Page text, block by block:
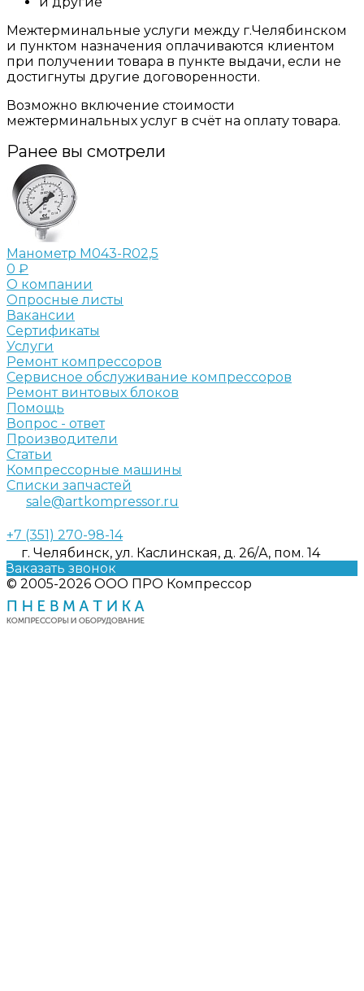
Межтерминальные услуги между г.Челябинском
и пунктом назначения оплачиваются клиентом
при получении товара в пункте выдачи, если не
достигнуты другие договоренности.
Возможно включение стоимости
межтерминальных услуг в счёт на оплату товара.
Ранее вы смотрели
Манометр M043-R02,5
0 ₽
О компании
Опросные листы
Вакансии
Сертификаты
Услуги
Ремонт компрессоров
Сервисное обслуживание компрессоров
Ремонт винтовых блоков
Помощь
Вопрос - ответ
Производители
Статьи
Компрессорные машины
Списки запчастей
sale@artkompressor.ru
+7 (351) 270-98-14
г. Челябинск, ул. Каслинская, д. 26/А, пом. 14
Заказать звонок
© 2005-2026 ООО ПРО Компрессор